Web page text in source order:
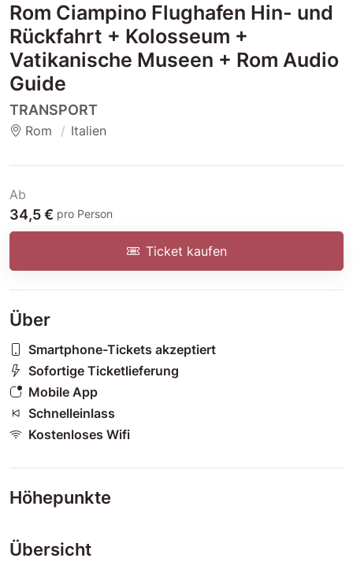
Rom Ciampino Flughafen Hin- und
Rückfahrt + Kolosseum +
Vatikanische Museen + Rom Audio
Guide
TRANSPORT
Rom Italien
Ab
34,5 € pro Person
Ticket kaufen
Über
Smartphone-Tickets akzeptiert
Sofortige Ticketlieferung
Mobile App
Schnelleinlass
Kostenloses Wifi
Höhepunkte
Übersicht